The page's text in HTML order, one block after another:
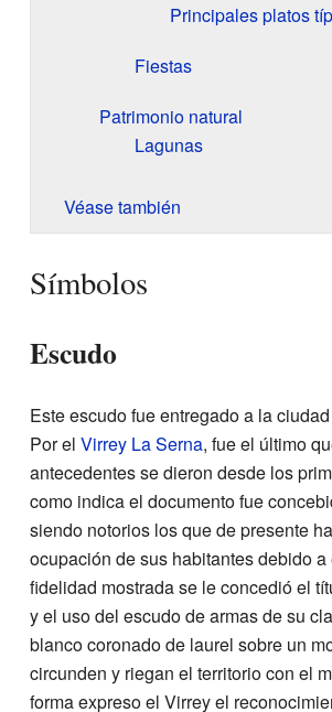
Principales platos
Fiestas
Patrimonio natural
Lagunas
Véase también
Símbolos
Escudo
Este escudo fue entregado a la
Por el Virrey La Serna, fue el último
antecedentes se dieron desde los
como indica el documento fue
siendo notorios los que de presente
ocupación de sus habitantes debido
fidelidad mostrada se le concedió el
y el uso del escudo de armas de su
blanco coronado de laurel sobre un
circunden y riegan el territorio con el
forma expreso el Virrey el